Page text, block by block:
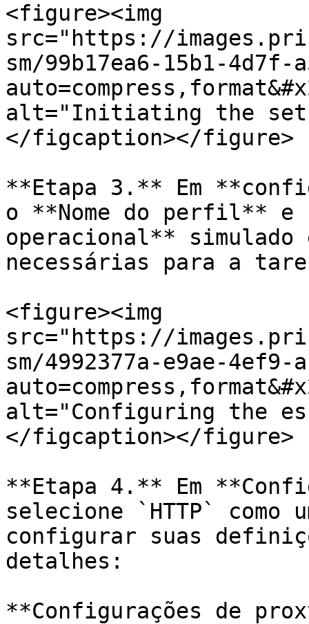
<figure><img
src="https://
sm/99b17ea6-15b1-4d7f-
alt="Initiating the
</figcaption></figure>
**Etapa 3.** Em
o **Nome do perfil** e
operacional**
necessárias para a
<figure><img
src="https://
sm/4992377a-e9ae-4ef9-
alt="Configuring the
</figcaption></figure>
**Etapa 4.** Em
selecione `HTTP` como
configurar suas
detalhes:
**Configurações de